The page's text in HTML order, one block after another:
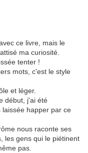
ce livre, mais le
ma curiosité.
tenter !
mots, c'est le style
et léger.
début, j'ai été
happer par ce
nous raconte ses
les gens qui le piétinent
pas.